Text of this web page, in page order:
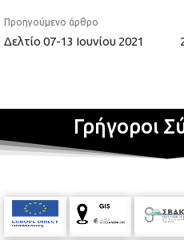
Προηγούμενο άρθρο
Δελτίο 07-13 Ιουνίου 2021
Γρήγοροι